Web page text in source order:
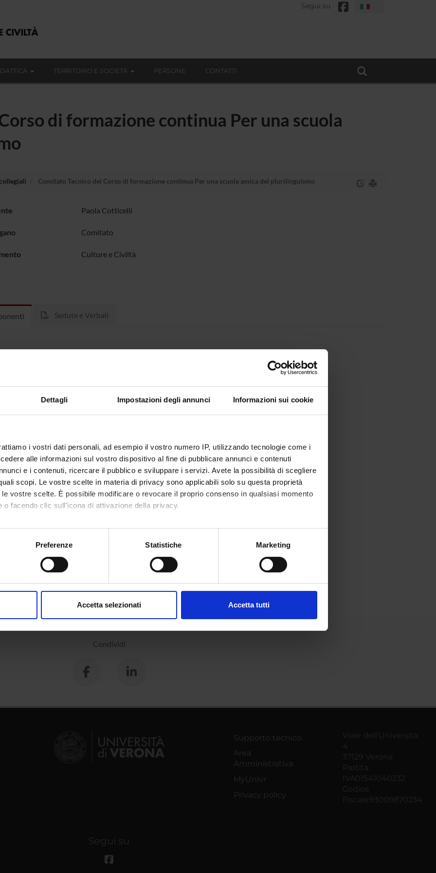
Dettagli Impostazioni degli annunci Informazioni sui cookie
i vostri dati personali, ad esempio il vostro numero IP, utilizzando tecnologie come i
alle informazioni sul vostro dispositivo al fine di pubblicare annunci e contenuti
e i contenuti, ricercare il pubblico e sviluppare i servizi. Avete la possibilità di scegliere
scopi. Le vostre scelte in materia di privacy sono applicabili solo su questa proprietà
vostre scelte. È possibile modificare o revocare il proprio consenso in qualsiasi momento
o facendo clic sull'icona di attivazione della privacy.
anche:
sulla tua posizione geografica, con un'approssimazione di qualche metro,
in qualsiasi momento dalla Dichiarazione sui cookie.
Preferenze Statistiche Marketing
Accetta selezionati Accetta tutti
Segui su
TERRITORIO E SOCIETÀ PERSONE CONTATTI
di formazione continua Per una scuola
Comitato Tecnico del Corso di formazione continua Per una scuola amica del plurilinguismo
Paola Cotticelli
Comitato
Culture e Civiltà
Sedute e Verbali
Condividi
Supporto tecnico
Area
Amministrativa
MyUnivr
Privacy policy
Viale dell'Università
4
37129 Verona
Partita
IVA01541040232
Codice
Fiscale93009870234
Segui su